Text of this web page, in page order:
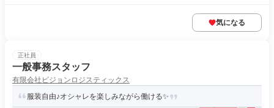
気になる
正社員
一般事務スタッフ
有限会社ビジョンロジスティックス
服装自由♪オシャレを楽しみながら働ける✨